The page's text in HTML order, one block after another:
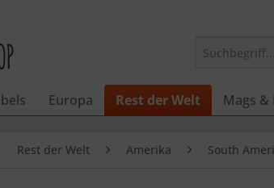
Europa Rest der Welt Mags &
Rest der Welt Amerika South